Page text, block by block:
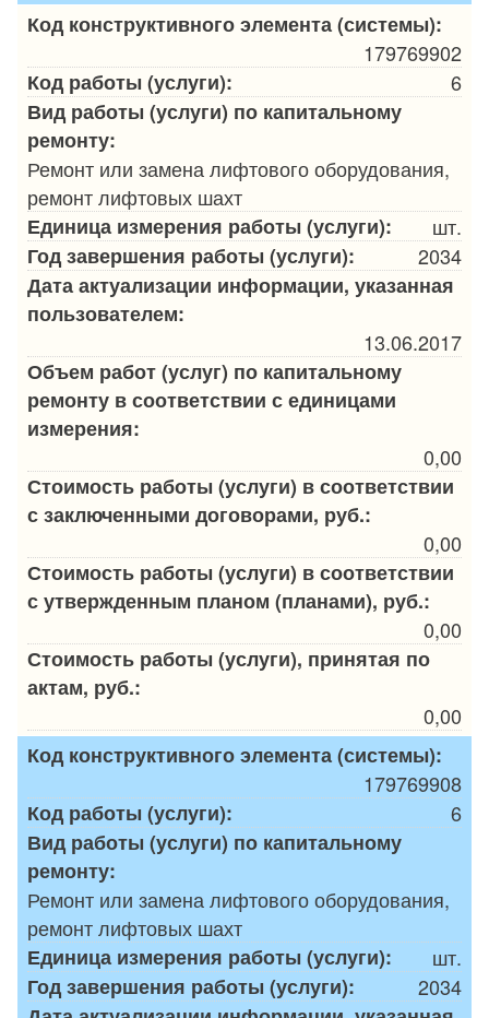
Код конструктивного элемента (системы):
179769902
Код работы (услуги):
6
Вид работы (услуги) по капитальному
ремонту:
Ремонт или замена лифтового оборудования,
ремонт лифтовых шахт
Единица измерения работы (услуги):
шт.
Год завершения работы (услуги):
2034
Дата актуализации информации, указанная
пользователем:
13.06.2017
Объем работ (услуг) по капитальному
ремонту в соответствии с единицами
измерения:
0,00
Стоимость работы (услуги) в соответствии
с заключенными договорами, руб.:
0,00
Стоимость работы (услуги) в соответствии
с утвержденным планом (планами), руб.:
0,00
Стоимость работы (услуги), принятая по
актам, руб.:
0,00
Код конструктивного элемента (системы):
179769908
Код работы (услуги):
6
Вид работы (услуги) по капитальному
ремонту:
Ремонт или замена лифтового оборудования,
ремонт лифтовых шахт
Единица измерения работы (услуги):
шт.
Год завершения работы (услуги):
2034